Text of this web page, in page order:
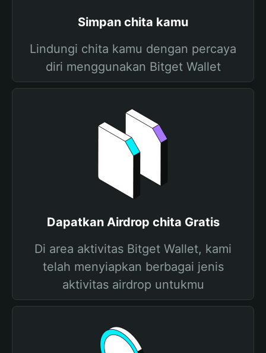
Simpan chita kamu
Lindungi chita kamu dengan percaya
diri menggunakan Bitget Wallet
Dapatkan Airdrop chita Gratis
Di area aktivitas Bitget Wallet, kami
telah menyiapkan berbagai jenis
aktivitas airdrop untukmu